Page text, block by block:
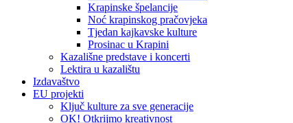
Krapinske špelancije
Noć krapinskog pračovjeka
Tjedan kajkavske kulture
Prosinac u Krapini
Kazališne predstave i koncerti
Lektira u kazalištu
Izdavaštvo
EU projekti
Ključ kulture za sve generacije
OK! Otkrijmo kreativnost